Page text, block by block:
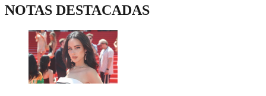
NOTAS DESTACADAS